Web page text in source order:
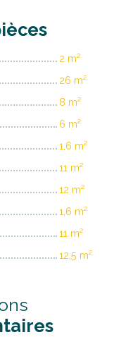
2 m²
26 m²
8 m²
6 m²
1,6 m²
11 m²
12 m²
1,6 m²
11 m²
12,5 m²